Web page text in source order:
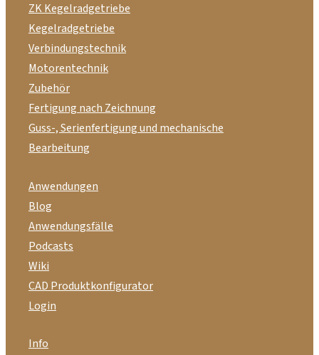
ZK Kegelradgetriebe
Kegelradgetriebe
Verbindungstechnik
Motorentechnik
Zubehör
Fertigung nach Zeichnung
Guss-, Serienfertigung und mechanische
Bearbeitung
Anwendungen
Blog
Anwendungsfälle
Podcasts
Wiki
CAD Produktkonfigurator
Login
Info